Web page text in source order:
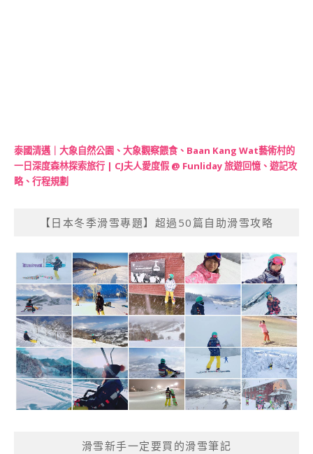
泰國清邁｜大象自然公園、大象觀察餵食、Baan Kang Wat藝術村的
一日深度森林探索旅行 | CJ夫人愛度假 @ Funliday 旅遊回憶、遊記攻
略、行程規劃
【日本冬季滑雪專題】超過50篇自助滑雪攻略
滑雪新手一定要買的滑雪筆記